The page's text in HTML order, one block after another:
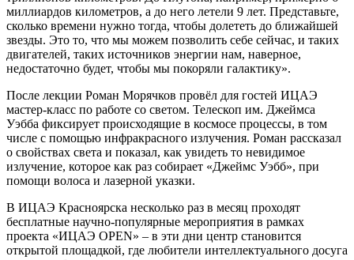
миллиардов километров, а до него летели 9 лет. Представьте,
сколько времени нужно тогда, чтобы долететь до ближайшей
звезды. Это то, что мы можем позволить себе сейчас, и таких
двигателей, таких источников энергии нам, наверное,
недостаточно будет, чтобы мы покоряли галактику».
После лекции Роман Морячков провёл для гостей ИЦАЭ
мастер-класс по работе со светом. Телескоп им. Джеймса
Уэбба фиксирует происходящие в космосе процессы, в том
числе с помощью инфракрасного излучения. Роман рассказал
о свойствах света и показал, как увидеть то невидимое
излучение, которое как раз собирает «Джеймс Уэбб», при
помощи волоса и лазерной указки.
В ИЦАЭ Красноярска несколько раз в месяц проходят
бесплатные научно-популярные мероприятия в рамках
проекта «ИЦАЭ OPEN» – в эти дни центр становится
открытой площадкой, где любители интеллектуального досуга